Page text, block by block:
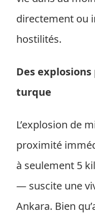
directement ou
hostilités.
Des
turque
L’explosion de
proximité
à seulement 5
— suscite une
Ankara. Bien